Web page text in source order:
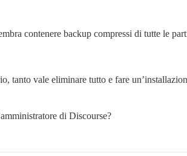
contenere backup compressi di tutte le
tanto vale eliminare tutto e fare
di Discourse?